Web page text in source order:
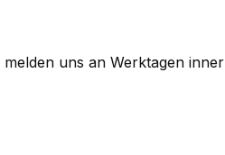
uns an Werktagen